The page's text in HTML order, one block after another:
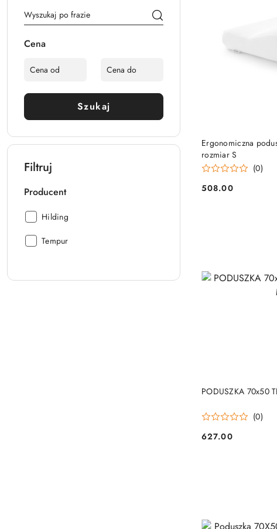
Cena
Szukaj
Filtruj
Producent
Producent:
Hilding
Producent:
Tempur
Ergonomiczna
rozmiar S
(0)
Cena:
508.00
PODUSZKA 70x50
(0)
Cena:
627.00